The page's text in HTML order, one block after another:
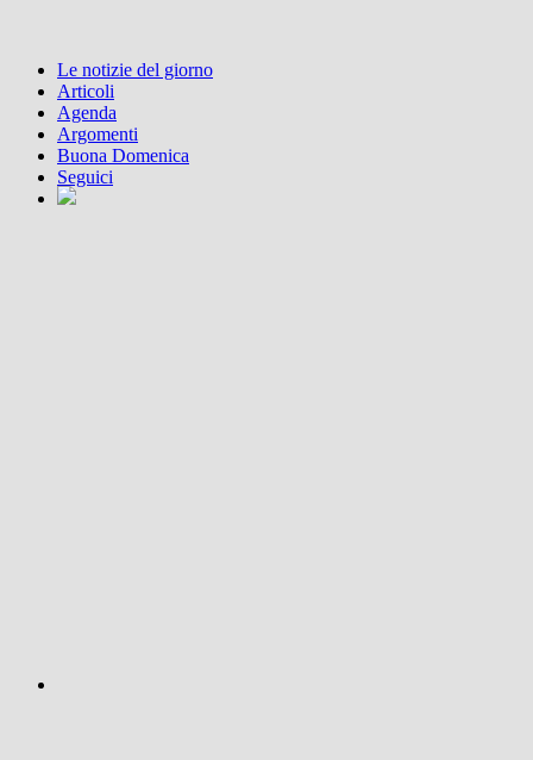
Le notizie del giorno
Articoli
Agenda
Argomenti
Buona Domenica
Seguici